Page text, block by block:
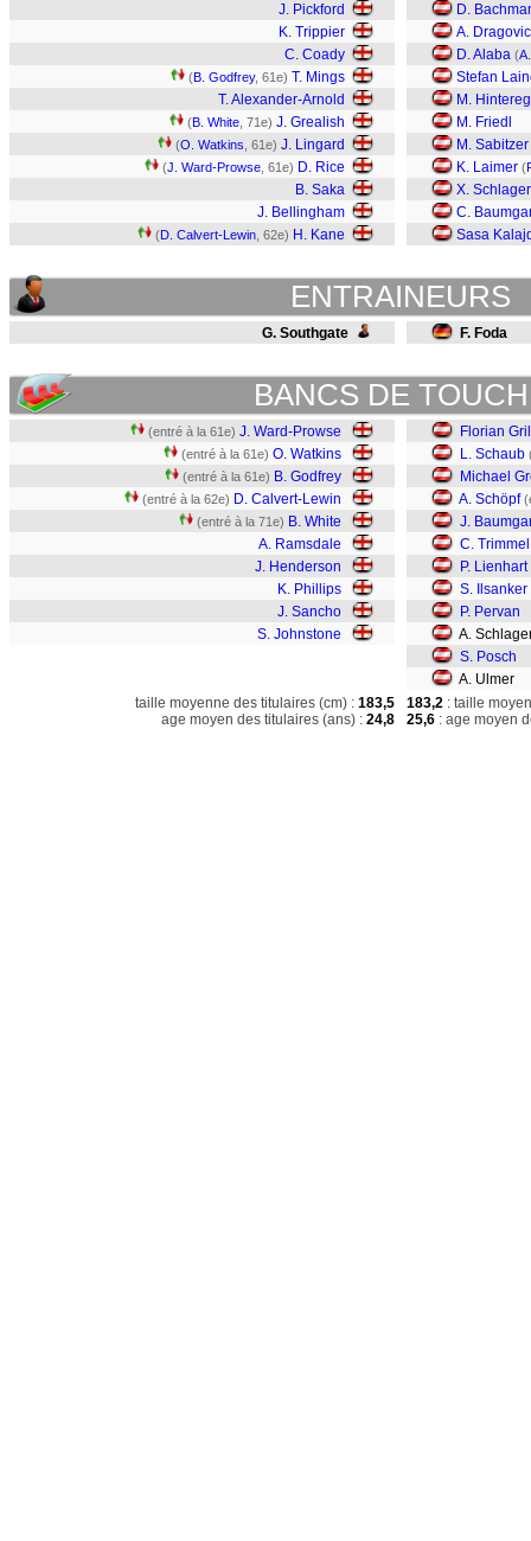
J. Pickford
K. Trippier
C. Coady
(B. Godfrey, 61e) T. Mings
T. Alexander-Arnold
(B. White , 71e) J. Grealish
(O. Watkins , 61e) J. Lingard
(J. Ward-Prowse , 61e) D. Rice
B. Saka
J. Bellingham
(D. Calvert-Lewin , 62e) H. Kane
D.
A. Dragovic
D. Alaba (
Stefan
M.
M. Friedl
M. Sabitzer
K. Laimer (
X. Schlager
C.
Sasa
ENTRAINEURS
G. Southgate F. Foda
BANCS DE
(entré à la 61e) J. Ward-Prowse
(entré à la 61e) O. Watkins
(entré à la 61e) B. Godfrey
(entré à la 62e) D. Calvert-Lewin
(entré à la 71e) B. White
A. Ramsdale
J. Henderson
K. Phillips
J. Sancho
S. Johnstone
Florian
L. Schaub
Michael
A. Schöpf
J.
C. Trimmel
P. Lienhart
S. Ilsanker
P. Pervan
A.
S. Posch
A. Ulmer
taille moyenne des titulaires (cm) : 183,5
age moyen des titulaires (ans) : 24,8
183,2 : taille
25,6 : age moyen